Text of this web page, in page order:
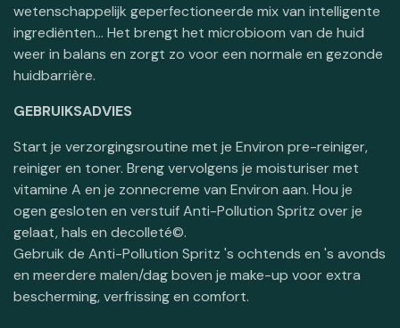
wetenschappelijk geperfectioneerde mix van intelligente
ingrediënten... Het brengt het microbioom van de huid
weer in balans en zorgt zo voor een normale en gezonde
huidbarrière.
GEBRUIKSADVIES
Start je verzorgingsroutine met je Environ pre-reiniger,
reiniger en toner. Breng vervolgens je moisturiser met
vitamine A en je zonnecreme van Environ aan. Hou je
ogen gesloten en verstuif Anti-Pollution Spritz over je
gelaat, hals en decolleté©.
Gebruik de Anti-Pollution Spritz 's ochtends en 's avonds
en meerdere malen/dag boven je make-up voor extra
bescherming, verfrissing en comfort.